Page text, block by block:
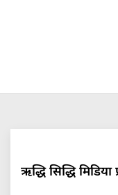
ऋद्धि सिद्धि मिडिया